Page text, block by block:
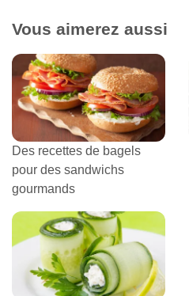
Vous aimerez aussi
Des recettes de bagels
pour des sandwichs
gourmands